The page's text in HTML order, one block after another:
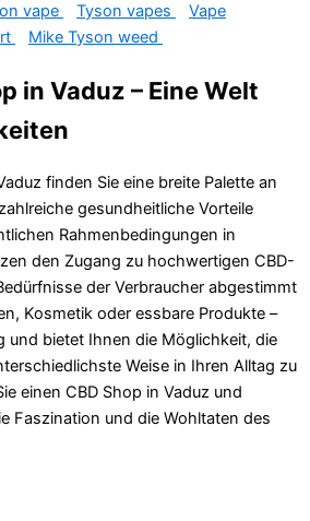
vape Tyson vapes
Vape
Mike Tyson weed
in Vaduz – Eine Welt
finden Sie eine breite Palette an
gesundheitliche Vorteile
Rahmenbedingungen in
den Zugang zu hochwertigen CBD-
der Verbraucher abgestimmt
Kosmetik oder essbare Produkte –
und bietet Ihnen die Möglichkeit, die
Weise in Ihren Alltag zu
einen CBD Shop in Vaduz und
Faszination und die Wohltaten des